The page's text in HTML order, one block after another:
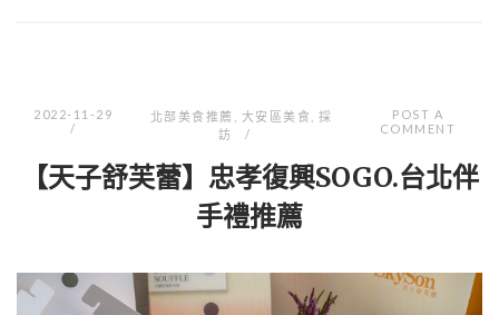
2022-11-29 北部美食推薦 大安區美食 ,採
訪
POST A
COMMENT
【天子舒芙蕾】忠孝復興SOGO.台北伴
手禮推薦